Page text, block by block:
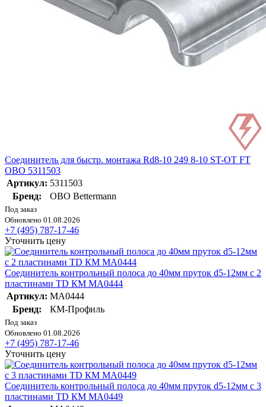
Соединитель для быстр. монтажа Rd8-10 249 8-10 ST-OT FT
OBO 5311503
Артикул: 5311503
Бренд:
OBO Bettermann
Под заказ
Обновлено 01.08.2026
+7 (495) 787-17-46
Уточнить цену
Соединитель контрольный полоса до 40мм пруток d5-12мм с 2
пластинами TD КМ MA0444
Артикул: MA0444
Бренд:
КМ-Профиль
Под заказ
Обновлено 01.08.2026
+7 (495) 787-17-46
Уточнить цену
Соединитель контрольный полоса до 40мм пруток d5-12мм с 3
пластинами TD КМ MA0449